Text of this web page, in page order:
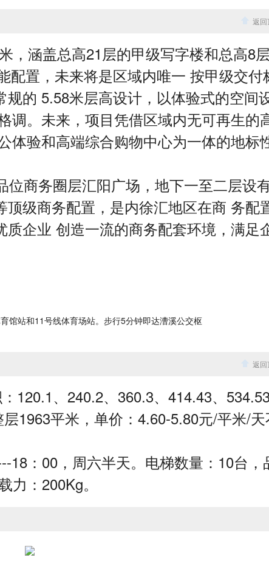
返回
，涵盖总高21层的甲级写字楼和总高8
配置，未来将是区域内唯一 按甲级交付
的 5.58米层高设计，以体验式的空间
调。未来，项目凭借区域内无可再生的
体验和高端综合购物中心为一体的地标
务圈层汇阳广场，地下一至二层设
级商务配置，是内徐汇地区在商 务配
企业 创造一流的商务配套环境，满足
馆站和11号线体育场站。步行5分钟即达漕溪公交枢
返回
120.1、240.2、360.3、414.43、
1963平米，单价：4.60-5.80元/平米/
：00，周六半天。电梯数量：10台，
：200Kg。